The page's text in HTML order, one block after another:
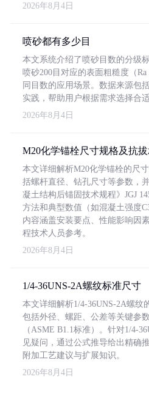
2026年8月4日
喷砂都有多少目
本文系统介绍了喷砂目数的分级
喷砂200目对应的表面粗糙度（
同目数的应用场景。数据来源包
实践，帮助用户根据需求选择合
2026年8月4日
M20化学锚栓尺寸规格及抗
本文详细解析M20化学锚栓的尺
括螺杆直径、钻孔尺寸等参数，
凝土结构后锚固技术规程》JGJ
方法和典型数值（如混凝土强度
内容涵盖安装要点、性能影响因
程技术人员参考。
2026年8月4日
1/4-36UNS-2A螺纹标准尺寸
本文详细解析1/4-36UNS-2A螺纹
包括外径、螺距、公差等关键参
（ASME B1.1标准）。针对1/4-
见疑问，通过公式推导给出精确
附加工艺建议与扩展知识。
2026年8月4日